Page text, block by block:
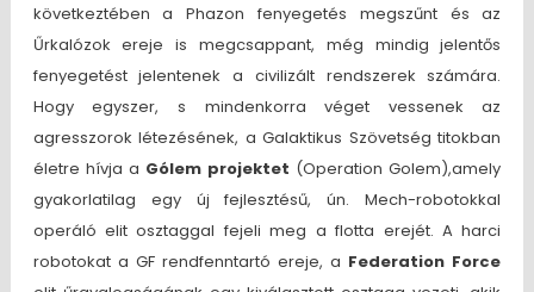
következtében a Phazon fenyegetés megszűnt és az
Űrkalózok ereje is megcsappant, még mindig jelentős
fenyegetést jelentenek a civilizált rendszerek számára.
Hogy egyszer, s mindenkorra véget vessenek az
agresszorok létezésének, a Galaktikus Szövetség titokban
életre hívja a Gólem projektet (Operation Golem),amely
gyakorlatilag egy új fejlesztésű, ún. Mech-robotokkal
operáló elit osztaggal fejeli meg a flotta erejét. A harci
robotokat a GF rendfenntartó ereje, a Federation Force